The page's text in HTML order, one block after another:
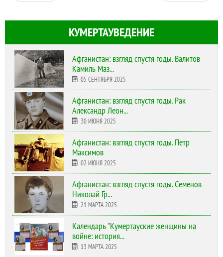
КУМЕРТАУВЕДЕНИЕ
Афганистан: взгляд спустя годы. Валитов
Камиль Маз...
05 СЕНТЯБРЯ 2025
Афганистан: взгляд спустя годы. Рак
Александр Леон...
30 ИЮНЯ 2025
Афганистан: взгляд спустя годы. Петр
Максимов
02 ИЮНЯ 2025
Афганистан: взгляд спустя годы. Семенов
Николай Гр...
21 МАРТА 2025
Календарь "Кумертауские женщины на
войне: история...
13 МАРТА 2025